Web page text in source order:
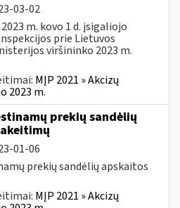
03-02
m. kovo 1 d. įsigaliojo
prie Lietuvos
viršininko 2023 m.
MĮP 2021 » Akcizų
2023 m.
prekių sandėlių
01-06
prekių sandėlių apskaitos
MĮP 2021 » Akcizų